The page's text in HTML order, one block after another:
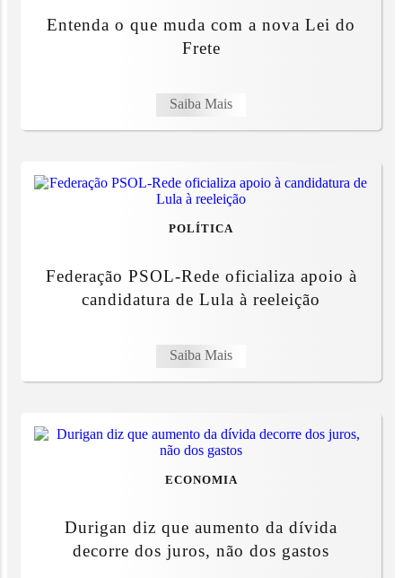
Entenda o que muda com a nova Lei do
Frete
Saiba Mais
POLÍTICA
Federação PSOL-Rede oficializa apoio à
candidatura de Lula à reeleição
Saiba Mais
ECONOMIA
Durigan diz que aumento da dívida
decorre dos juros, não dos gastos